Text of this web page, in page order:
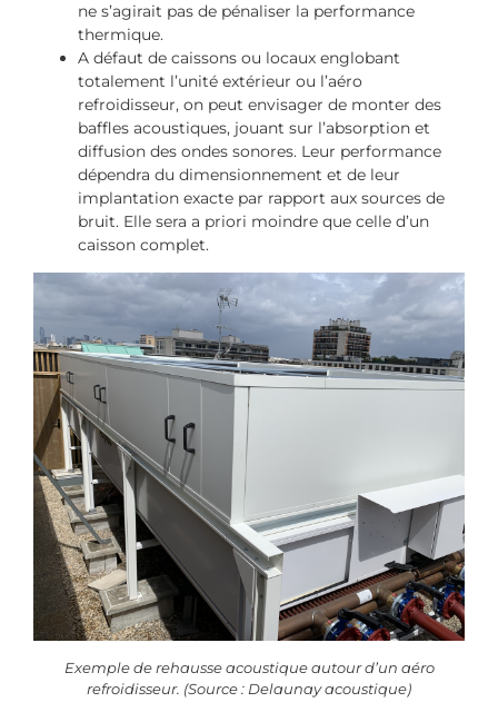
ne s’agirait pas de pénaliser la performance
thermique.
A défaut de caissons ou locaux englobant
totalement l’unité extérieur ou l’aéro
refroidisseur, on peut envisager de monter des
baffles acoustiques, jouant sur l’absorption et
diffusion des ondes sonores. Leur performance
dépendra du dimensionnement et de leur
implantation exacte par rapport aux sources de
bruit. Elle sera a priori moindre que celle d’un
caisson complet.
Exemple de rehausse acoustique autour d’un aéro
refroidisseur. (Source : Delaunay acoustique)